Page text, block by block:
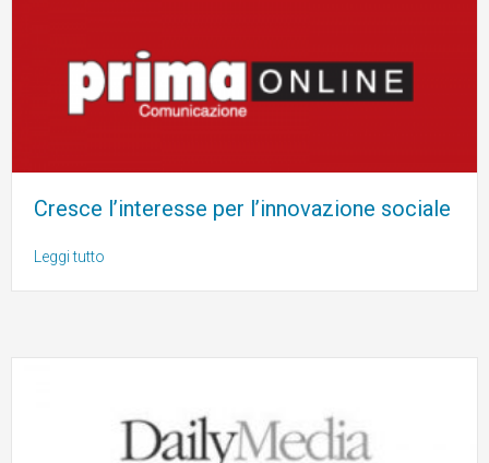
Cresce l’interesse per l’innovazione sociale
Leggi tutto